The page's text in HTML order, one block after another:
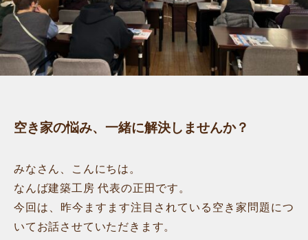
空き家の悩み、一緒に解決しませんか？
みなさん、こんにちは。
なんば建築工房 代表の正田です。
今回は、昨今ますます注目されている空き家問題につ
いてお話させていただきます。